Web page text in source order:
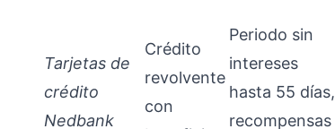
Tarjetas de
crédito
Nedbank
Crédito
revolvente
con
Periodo sin
intereses
hasta 55 días,
recompensas